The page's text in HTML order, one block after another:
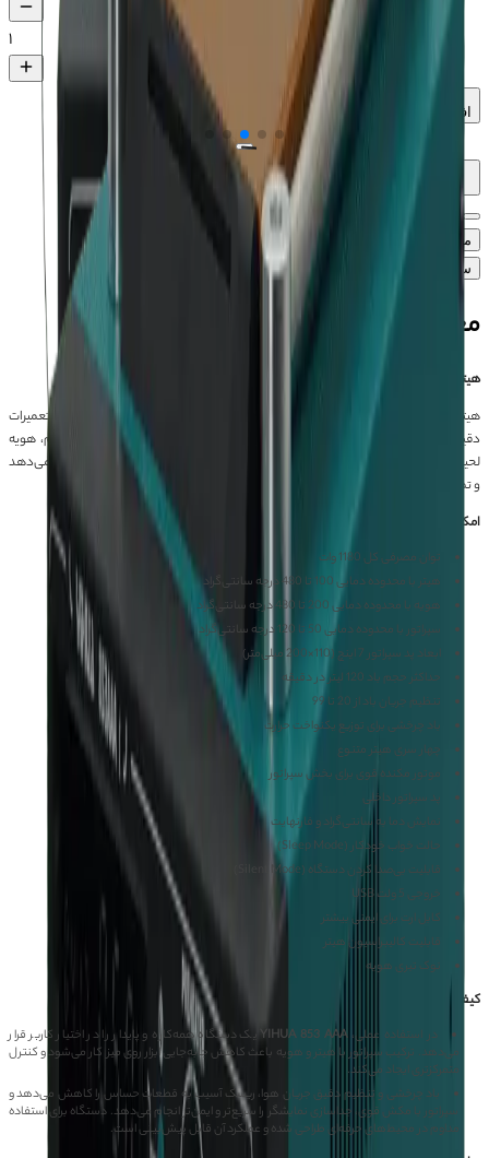
۱
افزودن به سبد خرید
معرفی محصول ویژگی‌های محصول آموزش
سوالات متداول محصول
معرفی محصول
هیتر هویه سپراتور YIHUA 853 AAA یک دستگاه، سه ابزار حرفه‌ای
هیتر هویه سپراتور
YIHUA 853 AAA
یک دستگاه چندکاره و قدرتمند است که برای تعمیرات
دقیق موبایل و بردهای الکترونیکی طراحی شده. این مدل با ترکیب هیتر هوای گرم، هویه
لحیم‌کاری و سپراتور، نیازهای مختلف تعمیرکاران حرفه‌ای را در یک دستگاه واحد پوشش می‌دهد
و تمرکز آن روی دقت، ایمنی و کنترل کامل فرآیند تعمیر است.
امکانات و قابلیت‌ها
توان مصرفی کل 1180 وات
هیتر با محدوده دمایی 100 تا 480 درجه سانتی‌گراد
هویه با محدوده دمایی 200 تا 480 درجه سانتی‌گراد
سپراتور با محدوده دمایی 50 تا 120 درجه سانتی‌گراد
ابعاد پد سپراتور 7 اینچ (110×200 میلی‌متر)
حداکثر حجم باد 120 لیتر در دقیقه
تنظیم جریان باد از 20 تا 99
باد چرخشی برای توزیع یکنواخت حرارت
چهار سری هیتر متنوع
موتور مکنده قوی برای بخش سپراتور
پد سپراتور داخلی
نمایش دما به سانتی‌گراد و فارنهایت
حالت خواب خودکار (Sleep Mode)
قابلیت بی‌صدا کردن دستگاه (Silent Mode)
خروجی 5 ولت USB
کابل ارت برای ایمنی بیشتر
قابلیت کالیبراسیون هیتر
نوک تبری هویه
کیفیت ساخت و تجربه استفاده
در استفاده عملی،YIHUA 853 AAAیک دستگاه همه‌کاره و پایدار را در اختیار کاربر قرار
می‌دهد. ترکیب سپراتور با هیتر و هویه باعث کاهش جابه‌جایی ابزار روی میز کار می‌شود و کنترل
متمرکزتری ایجاد می‌کند.
باد چرخشی و تنظیم دقیق جریان هوا، ریسک آسیب به قطعات حساس را کاهش می‌دهد و
سپراتور با مکش قوی، جداسازی نمایشگر را سریع‌تر و ایمن‌تر انجام می‌دهد. دستگاه برای استفاده
مداوم در محیط‌های حرفه‌ای طراحی شده و عملکرد آن قابل پیش‌بینی است.